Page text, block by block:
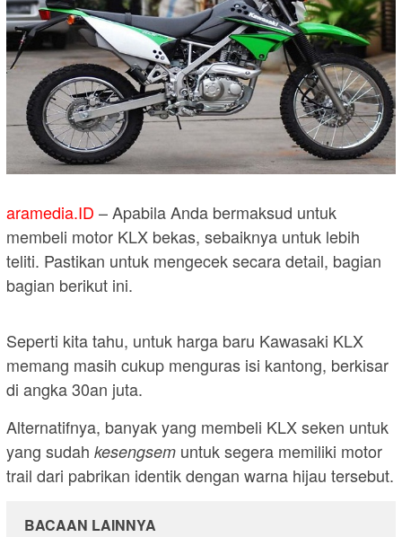
aramedia.ID – Apabila Anda bermaksud untuk
membeli motor KLX bekas, sebaiknya untuk lebih
teliti. Pastikan untuk mengecek secara detail, bagian
bagian berikut ini.
Seperti kita tahu, untuk harga baru Kawasaki KLX
memang masih cukup menguras isi kantong, berkisar
di angka 30an juta.
Alternatifnya, banyak yang membeli KLX seken untuk
yang sudah kesengsem untuk segera memiliki motor
trail dari pabrikan identik dengan warna hijau tersebut.
BACAAN LAINNYA